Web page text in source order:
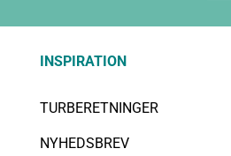
INSPIRATION
TURBERETNINGER
NYHEDSBREV